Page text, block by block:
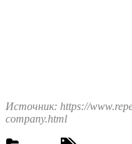
Источник: https://
company.html
Tags: